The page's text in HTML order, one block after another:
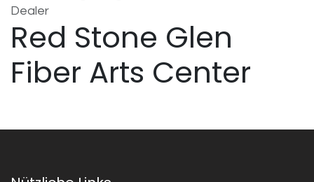
Dealer
Red Stone Glen
Fiber Arts Center